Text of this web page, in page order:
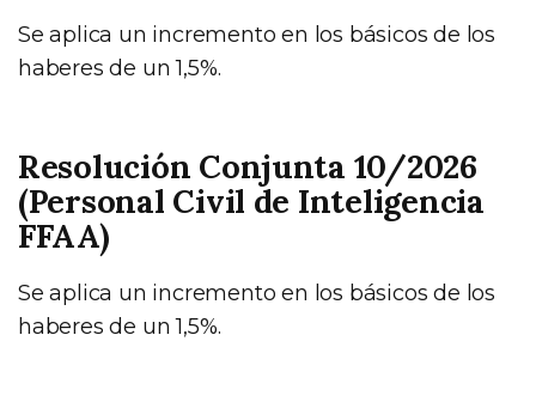
Se aplica un incremento en los básicos de los
haberes de un 1,5%.
Resolución Conjunta 10/2026
(Personal Civil de Inteligencia
FFAA)
Se aplica un incremento en los básicos de los
haberes de un 1,5%.